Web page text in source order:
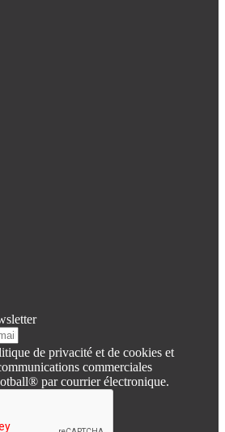
de privacité et de cookies et
commerciales
par courrier électronique.